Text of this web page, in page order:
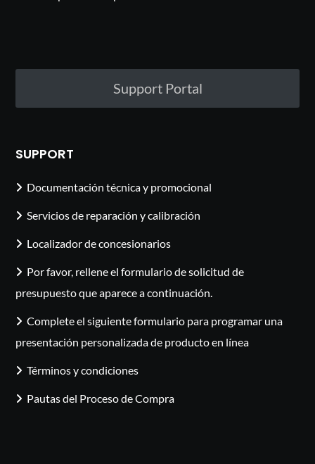
Support Portal
SUPPORT
Documentación técnica y promocional
Servicios de reparación y calibración
Localizador de concesionarios
Por favor, rellene el formulario de solicitud de
presupuesto que aparece a continuación.
Complete el siguiente formulario para programar una
presentación personalizada de producto en línea
Términos y condiciones
Pautas del Proceso de Compra